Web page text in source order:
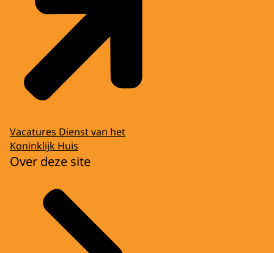
Vacatures Dienst van het
Koninklijk Huis
Over deze site